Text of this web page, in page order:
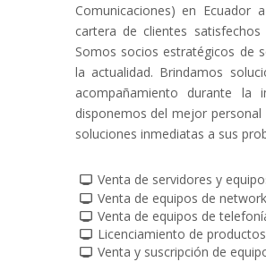
Comunicaciones) en Ecuador
cartera de clientes
Somos socios estratégicos de
la actualidad. Brindamos
acompañamiento durante la
disponemos del mejor
soluciones inmediatas a sus
Venta de servidores y
Venta de equipos de
Venta de equipos de
Licenciamiento de
Venta y suscripción de